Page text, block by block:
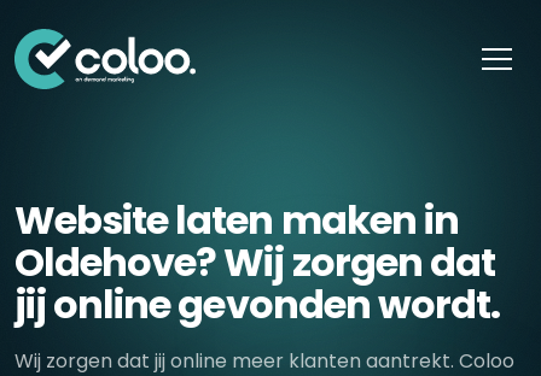
Website laten maken in
Oldehove? Wij zorgen dat
jij online gevonden wordt.
Wij zorgen dat jij online meer klanten aantrekt. Coloo